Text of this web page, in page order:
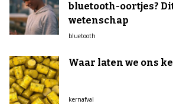
bluetooth-oortjes?
wetenschap
bluetooth
Waar laten we ons
kernafval